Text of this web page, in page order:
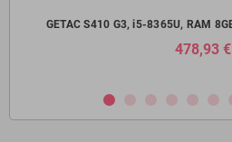
GETAC S410 G3, i5-8365U, RAM
478,93 €